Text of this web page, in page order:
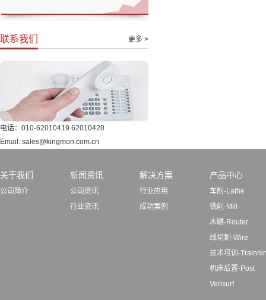
联系我们 更多 >
电话：010-62010419 62010420
Email: sales@kingmon.com.cn
关于我们
公司简介
新闻资讯
公司资讯
行业资讯
解决方案
行业应用
成功案例
产品中心
车削-Lathe
铣削-Mill
木雕-Router
线切割-Wire
技术培训-
机床后置-Post
Verisurf